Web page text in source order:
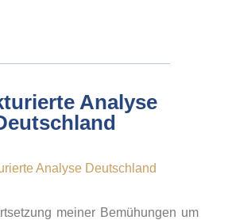
Analyse
meiner Bemühungen um